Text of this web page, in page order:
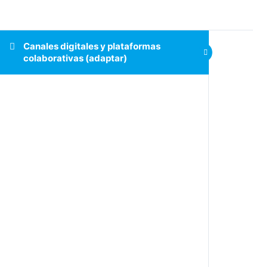
Canales digitales y plataformas
colaborativas (adaptar)